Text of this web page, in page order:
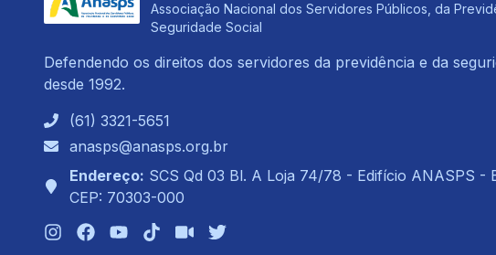
Associação Nacional dos Servidores Públicos, da
Seguridade Social
Defendendo os direitos dos servidores da previdência e da
desde 1992.
(61) 3321-5651
anasps@anasps.org.br
Endereço: SCS Qd 03 Bl. A Loja 74/78 - Edifício ANASPS -
CEP: 70303-000